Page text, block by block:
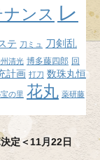
ンス レ
テ 刀ミュ
刀剣乱
清光 博多藤四郎 回
計画 打刀 数珠丸恒
の里 花丸 薬研藤
定＜11月22日